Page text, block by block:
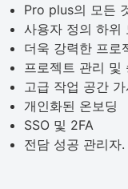
Pro plus의 모든
사용자 정의 하위
더욱 강력한 프로
프로젝트 관리 및
고급 작업 공간 가
개인화된 온보딩
SSO 및 2FA
전담 성공 관리자.